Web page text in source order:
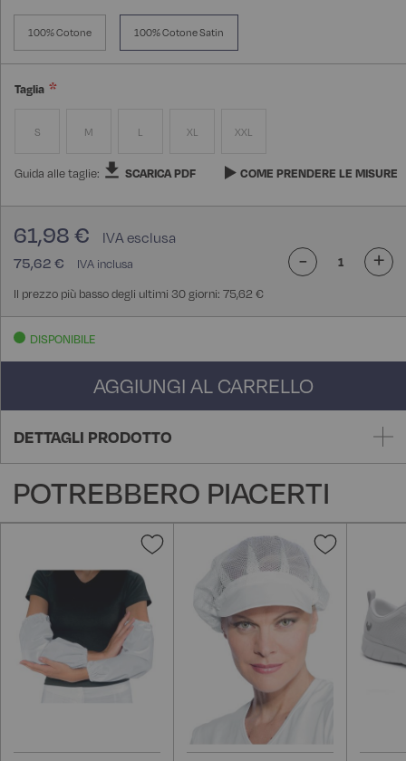
100% Cotone 100% Cotone Satin
Taglia
S M L XL XXL
Guida alle taglie: SCARICA PDF COME PRENDERE LE MISURE
75,62 €
61,98 €
Il prezzo più basso degli ultimi 30 giorni: 75,62 €
- +
DISPONIBILE
AGGIUNGI AL CARRELLO
DETTAGLI PRODOTTO
POTREBBERO PIACERTI
Aggiungi
desideri
Aggiungi
desideri